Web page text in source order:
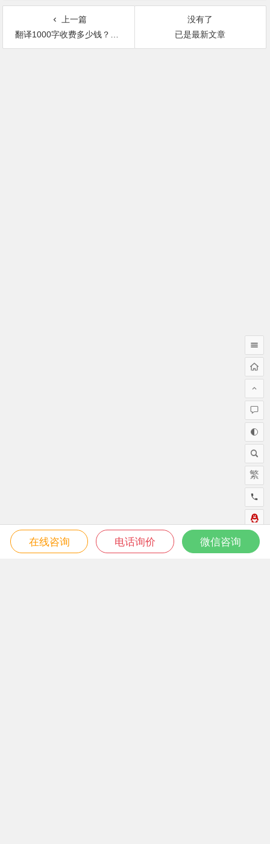
上一篇
翻译1000字收费多少钱？翻译1000字价格
没有了
已是最新文章
繁
在线咨询 电话询价 微信咨询